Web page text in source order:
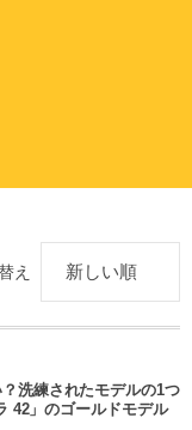
え
洗練されたモデルの1つ
42」のゴールドモデル